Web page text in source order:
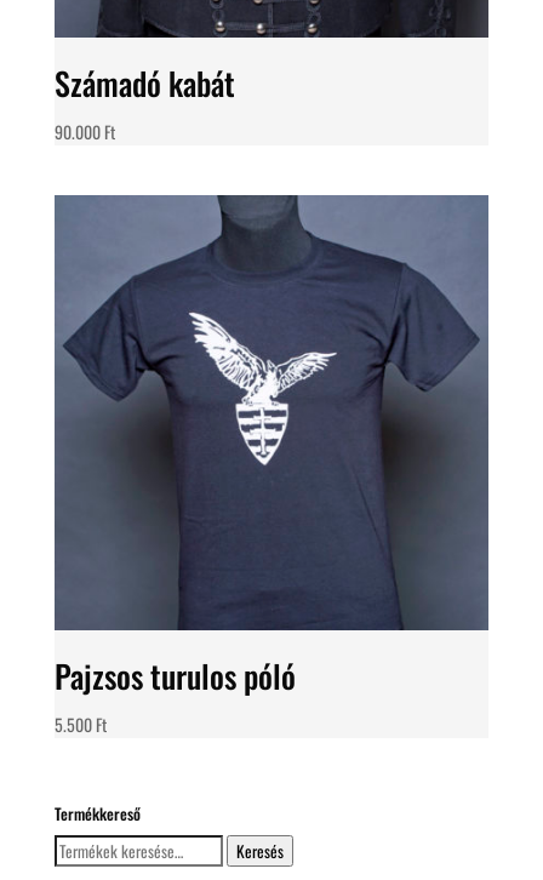
Számadó kabát
90.000Ft
Pajzsos turulos póló
5.500Ft
Termékkereső
Keresés
a
Keresés